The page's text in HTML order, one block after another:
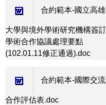
合約範本-國立高雄
大學與境外學術研究機構簽訂
學術合作協議處理要點
(102.01.11修正通過).doc
合約範本-國際交流
合作評估表.doc